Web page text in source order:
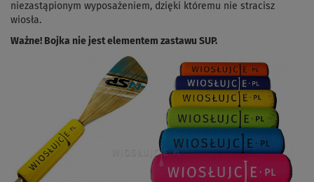
niezastąpionym wyposażeniem, dzięki któremu nie stracisz
wiosła.
Ważne! Bojka nie jest elementem zastawu SUP.